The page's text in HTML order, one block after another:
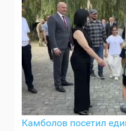
Камболов посетил